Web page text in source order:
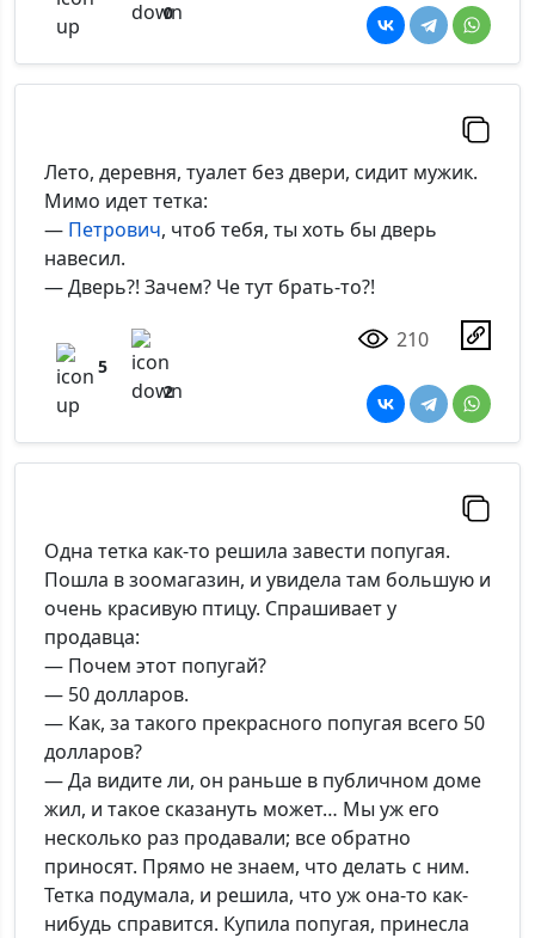
0
Лето, деревня, туалет без двери, сидит мужик.
Мимо идет тетка:
— Петрович, чтоб тебя, ты хоть бы дверь
навесил.
— Дверь?! Зачем? Че тут брать-то?!
5
2
210
Одна тетка как-то решила завести попугая.
Пошла в зоомагазин, и увидела там большую и
очень красивую птицу. Спрашивает у
продавца:
— Почем этот попугай?
— 50 долларов.
— Как, за такого прекрасного попугая всего 50
долларов?
— Да видите ли, он раньше в публичном доме
жил, и такое сказануть может… Мы уж его
несколько раз продавали; все обратно
приносят. Прямо не знаем, что делать с ним.
Тетка подумала, и решила, что уж она-то как-
нибудь справится. Купила попугая, принесла